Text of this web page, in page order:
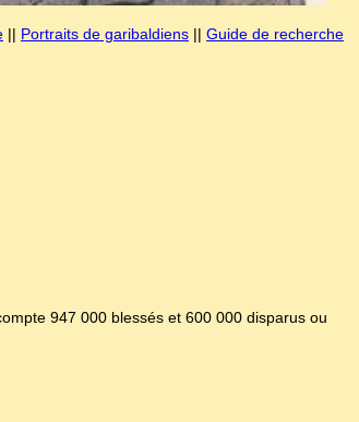
|| Portraits de garibaldiens || Guide de recherche
947 000 blessés et 600 000 disparus ou